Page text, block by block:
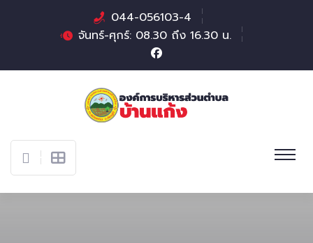
044-056103-4
จันทร์-ศุกร์: 08.30 ถึง 16.30 น.